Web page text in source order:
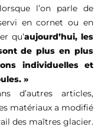
l’on parle de
en cornet ou en
qu’aujourd’hui, les
de plus en plus
individuelles et
»
d’autres articles,
matériaux a modifié
des maîtres glacier.